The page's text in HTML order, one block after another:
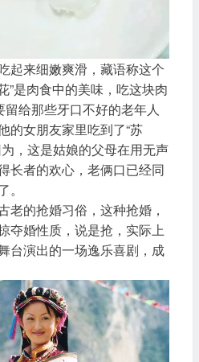
来细嫩爽滑，藏语称这个
”是肉食中的美味，吃这块肉
留给那些牙口不好的老年人
的女朋友家里吃到了“苏
，这是姑娘的父母在用无声
长者的欢心，老俩口已经同
的抢婚习俗，这种抢婚，
夺婚性质，说是抢，实际上
台演出的一场逸乐喜剧，成